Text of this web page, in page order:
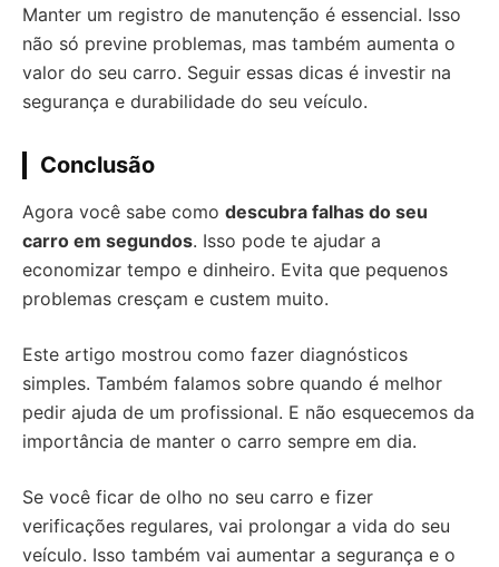
Manter um registro de manutenção é essencial. Isso
não só previne problemas, mas também aumenta o
valor do seu carro. Seguir essas dicas é investir na
segurança e durabilidade do seu veículo.
Conclusão
Agora você sabe como descubra falhas do seu
carro em segundos. Isso pode te ajudar a
economizar tempo e dinheiro. Evita que pequenos
problemas cresçam e custem muito.
Este artigo mostrou como fazer diagnósticos
simples. Também falamos sobre quando é melhor
pedir ajuda de um profissional. E não esquecemos da
importância de manter o carro sempre em dia.
Se você ficar de olho no seu carro e fizer
verificações regulares, vai prolongar a vida do seu
veículo. Isso também vai aumentar a segurança e o